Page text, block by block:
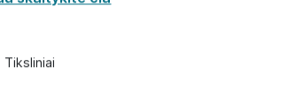
Tiksliniai